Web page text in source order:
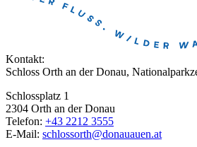
Kontakt:
Schloss Orth an der Donau,
Schlossplatz 1
2304 Orth an der Donau
Telefon: +43 2212 3555
E-Mail: schlossorth@donauauen.at